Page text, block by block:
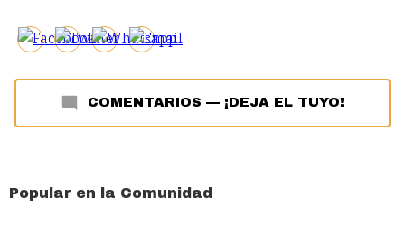
COMENTARIOS — ¡DEJA EL TUYO!
Popular en la Comunidad